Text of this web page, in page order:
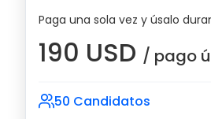
Paga una sola vez y úsalo
190 USD / pago
50 Candidatos